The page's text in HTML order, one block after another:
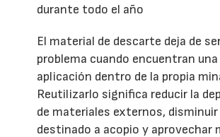
durante todo el año
El material de descarte deja de
problema cuando encuentran una
aplicación dentro de la propia
Reutilizarlo significa reducir la
de materiales externos,
destinado a acopio y aprovechar